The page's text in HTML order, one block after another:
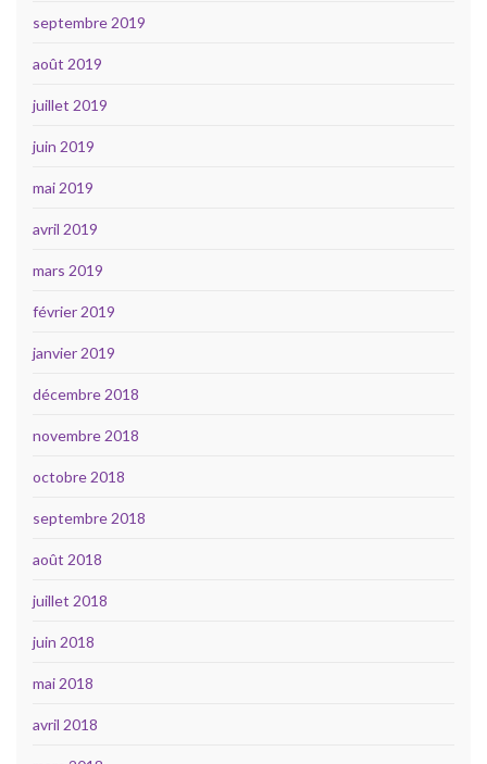
septembre 2019
août 2019
juillet 2019
juin 2019
mai 2019
avril 2019
mars 2019
février 2019
janvier 2019
décembre 2018
novembre 2018
octobre 2018
septembre 2018
août 2018
juillet 2018
juin 2018
mai 2018
avril 2018